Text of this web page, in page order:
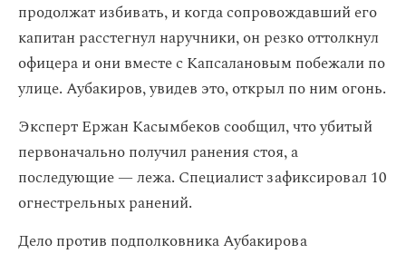
продолжат избивать, и когда сопровождавший его
капитан расстегнул наручники, он резко оттолкнул
офицера и они вместе с Капсалановым побежали по
улице. Аубакиров, увидев это, открыл по ним огонь.
Эксперт Ержан Касымбеков сообщил, что убитый
первоначально получил ранения стоя, а
последующие — лежа. Специалист зафиксировал 10
огнестрельных ранений.
Дело против подполковника Аубакирова